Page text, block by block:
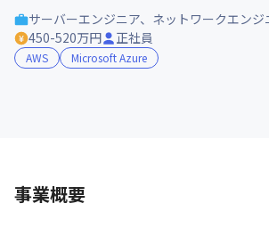
サーバーエンジニア、ネットワークエンジ
450-520万円
正社員
AWS Microsoft Azure
事業概要